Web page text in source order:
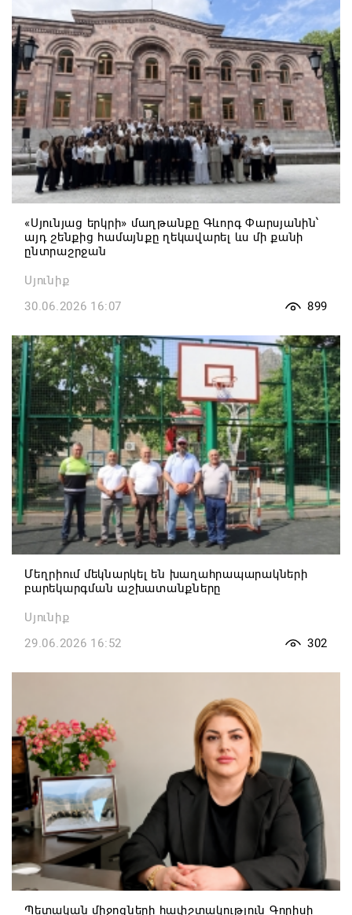
«Սյունյաց երկրի» մաղթանքը Գևորգ Փարսյանին՝
այդ շենքից համայնքը ղեկավարել ևս մի քանի
ընտրաշրջան
Սյունիք
30.06.2026 16:07
899
Մեղրիում մեկնարկել են խաղահրապարակների
բարեկարգման աշխատանքները
Սյունիք
29.06.2026 16:52
302
Պետական միջոցների հափշտակություն Գորիսի